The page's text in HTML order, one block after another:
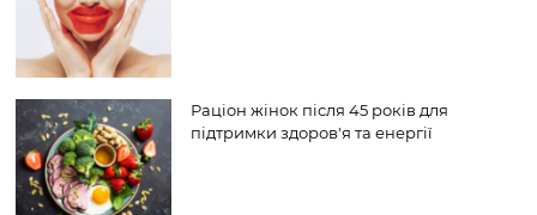
Раціон жінок після 45 років для
підтримки здоров'я та енергії